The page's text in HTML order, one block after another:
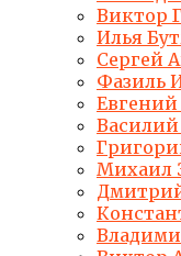
Виктор
Илья
Сергей
Фазиль
Михаил